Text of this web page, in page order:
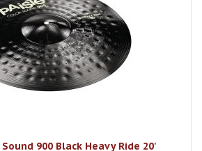
Sound 900 Black Heavy Ride 20'